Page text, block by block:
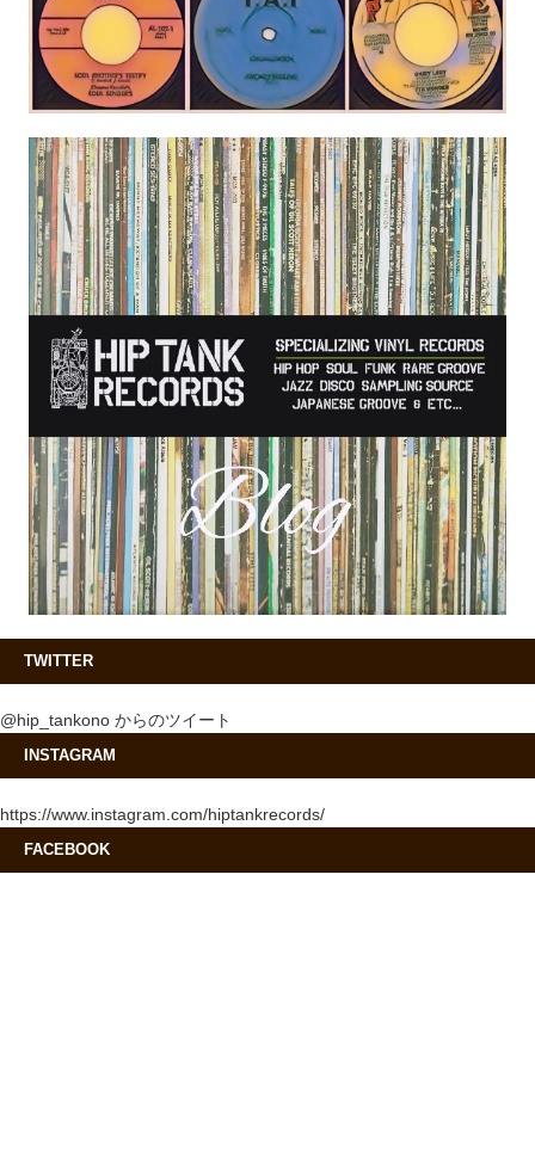
TWITTER
@hip_tankono からのツイート
INSTAGRAM
https://www.instagram.com/hiptankrecords/
FACEBOOK